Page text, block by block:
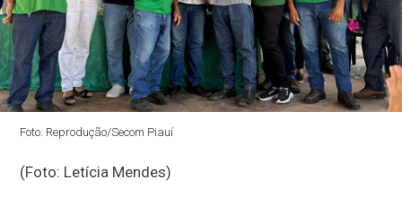
Foto: Reprodução/Secom Piauí
(Foto: Letícia Mendes)